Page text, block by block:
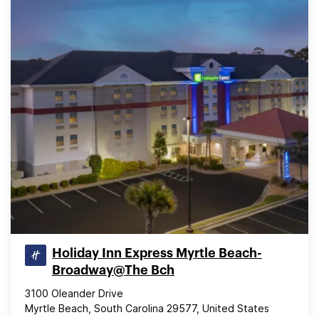
Holiday Inn Express Myrtle Beach-
Broadway@The Bch
3100 Oleander Drive
Myrtle Beach, South Carolina 29577, United States